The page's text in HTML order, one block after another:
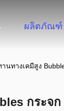
ผลิตภัณฑ์
นทางเคมีสูง
กระจ